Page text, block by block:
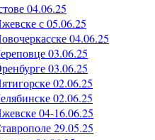
04.06.25
с 05.06.25
04.06.25
03.06.25
03.06.25
02.06.25
02.06.25
04-16.06.25
29.05.25